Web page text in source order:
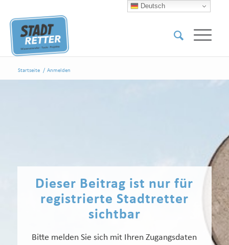
Startseite / Anmelden
Dieser Beitrag ist nur für
registrierte Stadtretter
sichtbar
Bitte melden Sie sich mit Ihren Zugangsdaten
Deutsch